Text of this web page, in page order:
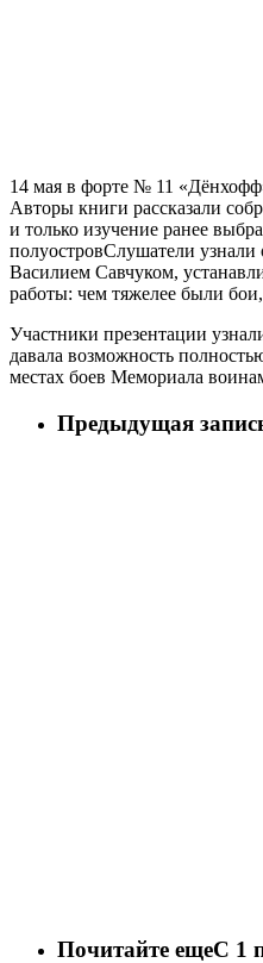
14 мая в форте № 11
Авторы книги рассказали
и только изучение ранее
полуостровСлушатели узнали
Василием Савчуком,
работы: чем тяжелее были
Участники презентации
давала возможность
местах боев Мемориала
Предыдущая
Почитайте ещеС 1